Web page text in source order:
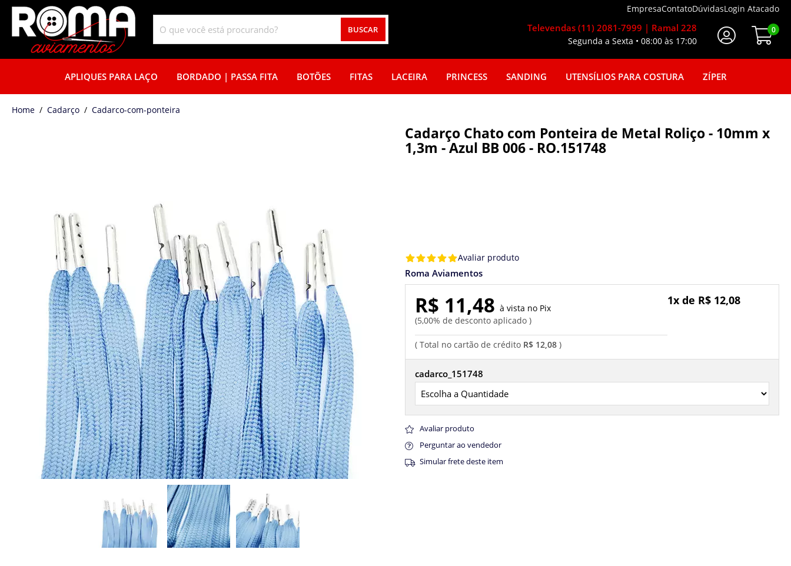
EmpresaContatoDúvidasLogin Atacado
BUSCAR 0
Televendas (11) 2081-7999 | Ramal 228
Segunda a Sexta • 08:00 às 17:00
APLIQUES PARA LAÇO BORDADO | PASSA FITA BOTÕES FITAS LACEIRA PRINCESS SANDING UTENSÍLIOS PARA COSTURA ZÍPER
home Cadarço cadarco-com-ponteira
Cadarço Chato com Ponteira de Metal Roliço - 10mm x
1,3m - Azul BB 006 - RO.151748
Avaliar produto
Roma Aviamentos
R$ 12,08
1x de R$ 12,08
R$ 11,48
5,00% de desconto aplicado
Pix
cadarco_151748
Avaliar produto
Perguntar ao vendedor
Simular frete deste item